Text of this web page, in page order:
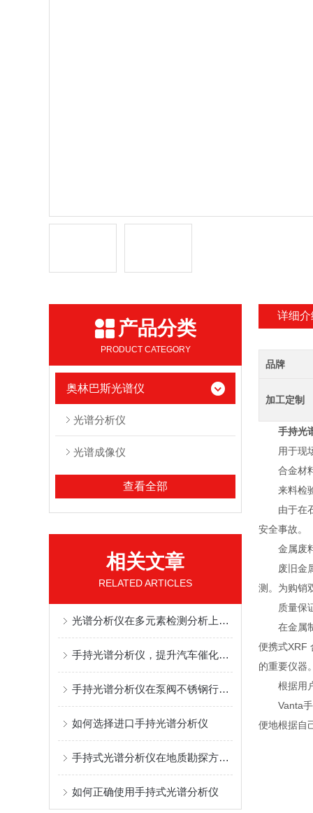
产品分类
PRODUCT CATEGORY
奥林巴斯光谱仪
光谱分析仪
光谱成像仪
查看全部
相关文章
RELATED ARTICLES
光谱分析仪在多元素检测分析上的高效应用
手持光谱分析仪，提升汽车催化剂回收率
手持光谱分析仪在泵阀不锈钢行业的检测应用
如何选择进口手持光谱分析仪
手持式光谱分析仪在地质勘探方面的应用
如何正确使用手持式光谱分析仪
详细介
品牌
加工定制
手持光
用于现场
合金材料
来料检验;
由于在石
安全事故。
金属废
废旧金属
测。为购销
质量保证
在金属制
便携式XRF
的重要仪器
根据用户
Vanta手持
便地根据自